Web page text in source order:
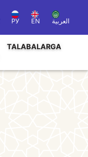
РУ EN العربية
TALABALARGA